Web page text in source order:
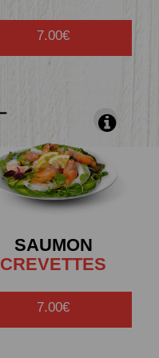
7.00€
SAUMON
CREVETTES
7.00€